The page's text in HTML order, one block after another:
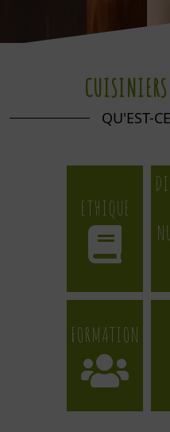
CUISINIERS
QU'EST-
ETHIQUE
FORMATION